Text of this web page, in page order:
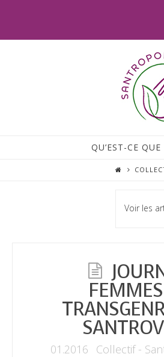
QU’EST-CE
Voir les
01.2016 Collectif -